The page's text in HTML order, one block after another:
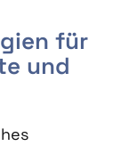
für
und